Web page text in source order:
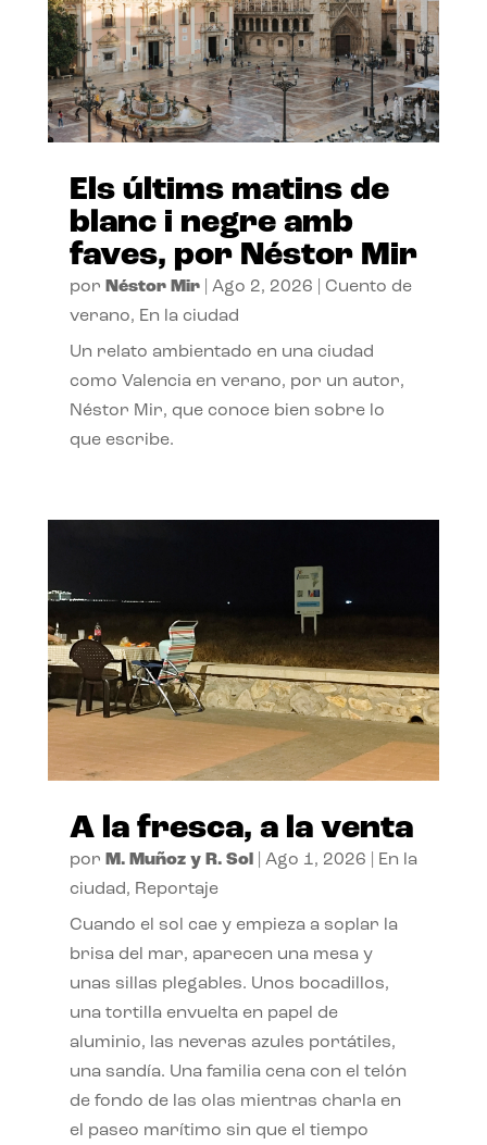
Els últims matins de
blanc i negre amb
faves, por Néstor Mir
por Néstor Mir| Ago 2, 2026
Cuento de
verano, En la ciudad
Un relato ambientado en una ciudad
como Valencia en verano, por un autor,
Néstor Mir, que conoce bien sobre lo
que escribe.
A la fresca, a la venta
por M. Muñoz y R. Sol| Ago 1, 2026
En la
ciudad, Reportaje
Cuando el sol cae y empieza a soplar la
brisa del mar, aparecen una mesa y
unas sillas plegables. Unos bocadillos,
una tortilla envuelta en papel de
aluminio, las neveras azules portátiles,
una sandía. Una familia cena con el telón
de fondo de las olas mientras charla en
el paseo marítimo sin que el tiempo